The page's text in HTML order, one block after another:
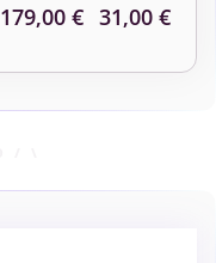
179,00 € 31,00 €